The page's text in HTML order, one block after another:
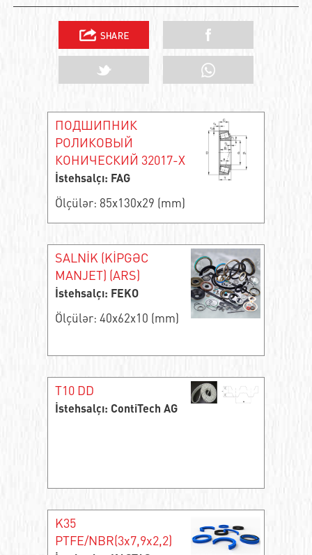
ПОДШИПНИК
РОЛИКОВЫЙ
КОНИЧЕСКИЙ 32017-X
İstehsalçı: FAG
Ölçülər: 85x130x29 (mm)
SALNİK (KİPGƏC
MANJET) (ARS)
İstehsalçı: FEKO
Ölçülər: 40x62x10 (mm)
T10 DD
İstehsalçı: ContiTech AG
K35
PTFE/NBR(3x7,9x2,2)